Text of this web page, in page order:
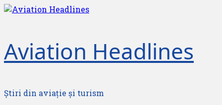
Skip
Aviation Headlines
Știri din aviație și turism